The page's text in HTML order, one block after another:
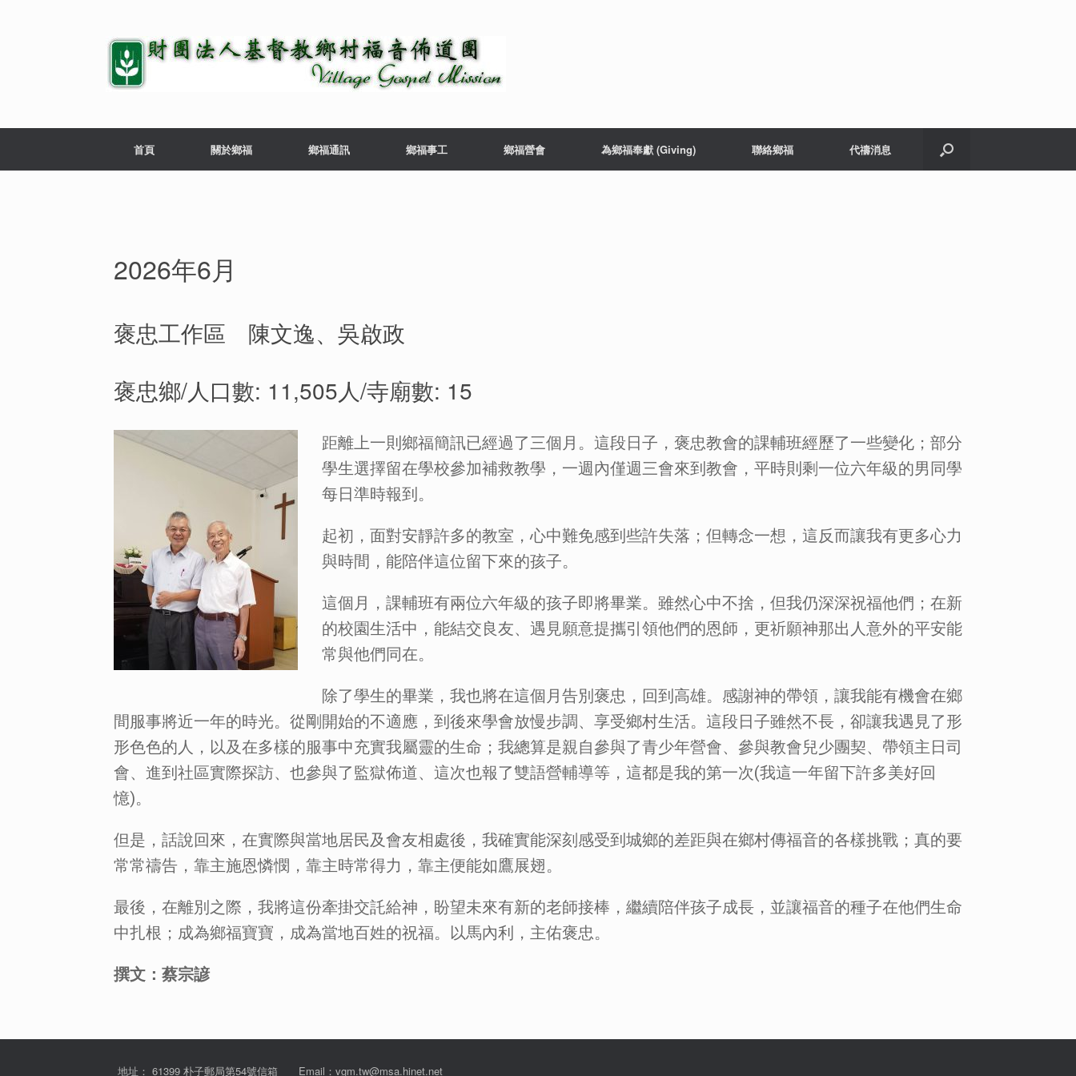
首頁 關於鄉福 鄉福通訊 鄉福事工 鄉福營會 為鄉福奉獻 (Giving) 聯絡鄉福 代禱消息
2026年6月
褒忠工作區 陳文逸、吳啟政
褒忠鄉/人口數: 11,505人/寺廟數: 15
距離上一則鄉福簡訊已經過了三個月。這段日子，褒忠教會的課輔班經歷了一些變化；部分
學生選擇留在學校參加補救教學，一週內僅週三會來到教會，平時則剩一位六年級的男同學
每日準時報到。
起初，面對安靜許多的教室，心中難免感到些許失落；但轉念一想，這反而讓我有更多心力
與時間，能陪伴這位留下來的孩子。
這個月，課輔班有兩位六年級的孩子即將畢業。雖然心中不捨，但我仍深深祝福他們；在新
的校園生活中，能結交良友、遇見願意提攜引領他們的恩師，更祈願神那出人意外的平安能
常與他們同在。
除了學生的畢業，我也將在這個月告別褒忠，回到高雄。感謝神的帶領，讓我能有機會在鄉
間服事將近一年的時光。從剛開始的不適應，到後來學會放慢步調、享受鄉村生活。這段日子雖然不長，卻讓我遇見了形
形色色的人，以及在多樣的服事中充實我屬靈的生命；我總算是親自參與了青少年營會、參與教會兒少團契、帶領主日司
會、進到社區實際探訪、也參與了監獄佈道、這次也報了雙語營輔導等，這都是我的第一次(我這一年留下許多美好回
憶)。
但是，話說回來，在實際與當地居民及會友相處後，我確實能深刻感受到城鄉的差距與在鄉村傳福音的各樣挑戰；真的要
常常禱告，靠主施恩憐憫，靠主時常得力，靠主便能如鷹展翅。
最後，在離別之際，我將這份牽掛交託給神，盼望未來有新的老師接棒，繼續陪伴孩子成長，並讓福音的種子在他們生命
中扎根；成為鄉福寶寶，成為當地百姓的祝福。以馬內利，主佑褒忠。
撰文：蔡宗諺
地址： 61399 朴子郵局第54號信箱 Email：vgm.tw@msa.hinet.net